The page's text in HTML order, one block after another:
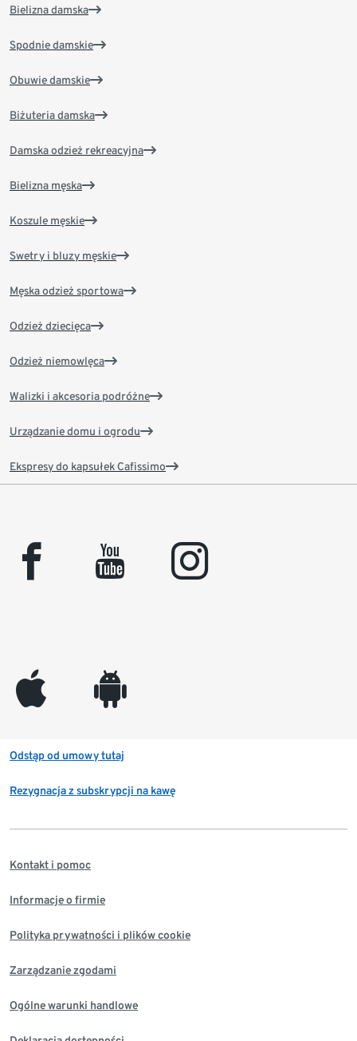
Bielizna damska
Spodnie damskie
Obuwie damskie
Biżuteria damska
Damska odzież rekreacyjna
Bielizna męska
Koszule męskie
Swetry i bluzy męskie
Męska odzież sportowa
Odzież dziecięca
Odzież niemowlęca
Walizki i akcesoria podróżne
Urządzanie domu i ogrodu
Ekspresy do kapsułek Cafissimo
facebook youtube instagram
appleinc android
Odstąp od umowy tutaj
Rezygnacja z subskrypcji na kawę
Kontakt i pomoc
Informacje o firmie
Polityka prywatności i plików cookie
Zarządzanie zgodami
Ogólne warunki handlowe